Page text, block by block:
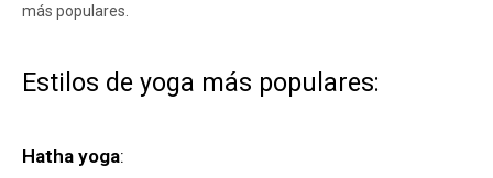
más populares.
Estilos de yoga más populares:
Hatha yoga: